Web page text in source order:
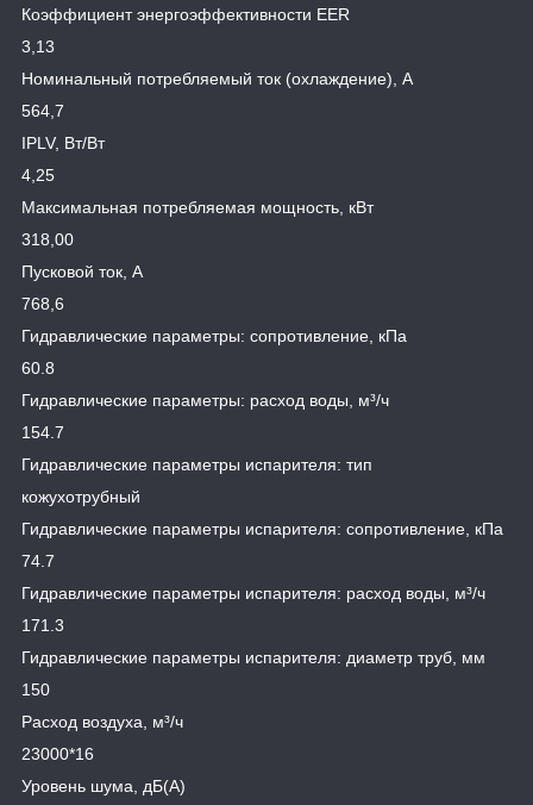
Коэффициент энергоэффективности EER
3,13
Номинальный потребляемый ток (охлаждение), А
564,7
IPLV, Вт/Вт
4,25
Максимальная потребляемая мощность, кВт
318,00
Пусковой ток, А
768,6
Гидравлические параметры: сопротивление, кПа
60.8
Гидравлические параметры: расход воды, м³/ч
154.7
Гидравлические параметры испарителя: тип
кожухотрубный
Гидравлические параметры испарителя: сопротивление, кПа
74.7
Гидравлические параметры испарителя: расход воды, м³/ч
171.3
Гидравлические параметры испарителя: диаметр труб, мм
150
Расход воздуха, м³/ч
23000*16
Уровень шума, дБ(A)